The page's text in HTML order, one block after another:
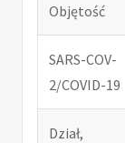
Objętość
SARS-COV-
2/COVID-19
Dział,